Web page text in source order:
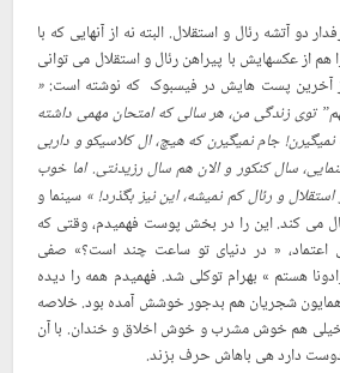
دو آتشه رئال و استقلال. البته نه از آنهایی که با
از عکسهایش با پیراهن رئال و استقلال می توانی
آخرین پست هایش در فیسبوک که نوشته است:«
توی زندگی من، هر سالی که امتحان مهمی داشته
نمیگیرن! جام نمیگیرن که هیچ، ال کلاسیکو و داربی
سال کنکور و الان هم سال رزیدنتی. اما خوب
و رئال کم نمیشه، این نیز بگذرد! » سینما و
می کند. این را در بخش پوست فهمیدم، وقتی که
« در دنیای تو ساعت چند است؟» صفی
هستم » بهرام توکلی شد. فهمیدم همه را دیده
شجریان هم بدجور خوشش آمده بود. خلاصه
هم خوش مشرب و خوش اخلاق و خندان. با آن
دارد هی باهاش حرف بزند.